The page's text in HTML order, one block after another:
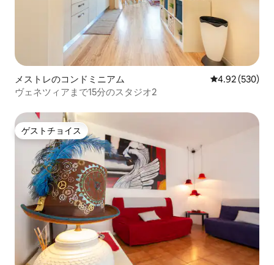
メストレのコンドミニアム レビュー530
4.92 (530)
ヴェネツィアまで15分のスタジオ2
ゲストチョイス
ゲストチョイス